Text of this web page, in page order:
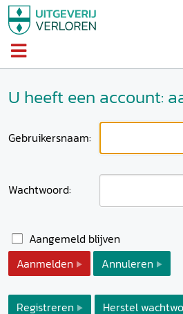
U heeft een account:
Gebruikersnaam:
Wachtwoord:
Aangemeld blijven
Aanmelden
Annuleren
Registreren Herstel